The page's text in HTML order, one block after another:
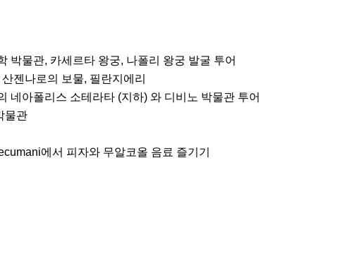
박물관, 카세르타 왕궁, 나폴리 왕궁 발굴 투어
젠나로의 보물, 필란지에리
네아폴리스 소테라타 (지하) 와 디비노 박물관 투어
물관
에서 피자와 무알코올 음료 즐기기